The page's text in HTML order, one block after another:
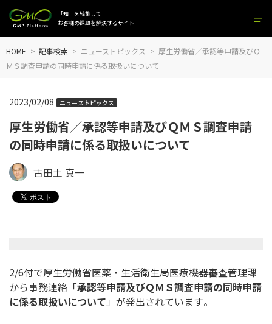
「知」を結集して
お客様の課題を解決するサイト
HOME 記事検索 ニューストピックス
厚生労働省／承認等申請及びＱ
ＭＳ調査申請の同時申請に係る取扱いについて
厚生労働省／承認等申請及びＱＭＳ調査申請
の同時申請に係る取扱いについて
2023/02/08 ニューストピックス
古田土 真一
2/6付で厚生労働省医薬・ 生活衛生局医療機器審査管理課
から事務連絡「承認等申請及びＱＭ Ｓ調査申請の同時申請
に係る取扱いについて 」が発出されています。